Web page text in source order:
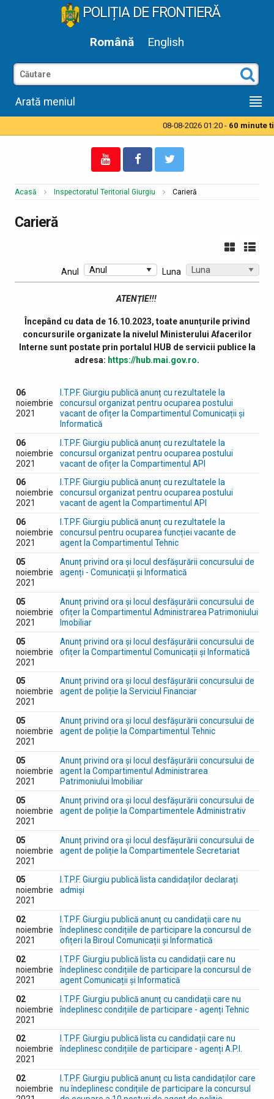
POLIȚIA DE FRONTIERĂ
Română English
Arată meniul
08-08-2026 01:20 -60 minute
Acasă Inspectoratul Teritorial Giurgiu Carieră
Carieră
Luna
Anul
ATENȚIE!!!
Începând cu data de 16.10.2023, toate anunțurile privind
concursurile organizate la nivelul Ministerului Afacerilor
Interne sunt postate prin portalul HUB de servicii publice la
adresa: https://hub.mai.gov.ro.
06
noiembrie
2021
I.T.P.F. Giurgiu publică anunț cu rezultatele la
concursul organizat pentru ocuparea postului
vacant de ofițer la Compartimentul Comunicații și
Informatică
06
noiembrie
2021
I.T.P.F. Giurgiu publică anunț cu rezultatele la
concursul organizat pentru ocuparea postului
vacant de ofițer la Compartimentul API
06
noiembrie
2021
I.T.P.F. Giurgiu publică anunț cu rezultatele la
concursul organizat pentru ocuparea postului
vacant de agent la Compartimentul API
06
noiembrie
2021
I.T.P.F. Giurgiu publică anunț cu rezultatele la
concursul pentru ocuparea funcției vacante de
agent la Compartimentul Tehnic
05
noiembrie
2021
Anunț privind ora și locul desfășurării concursului de
agenți - Comunicații și Informatică
05
noiembrie
2021
Anunț privind ora și locul desfășurării concursului de
ofițer la Compartimentul Administrarea Patrimoniului
Imobiliar
05
noiembrie
2021
Anunț privind ora și locul desfășurării concursului de
ofițer la Compartimentul Comunicații și Informatică
05
noiembrie
2021
Anunț privind ora și locul desfășurării concursului de
agent de poliție la Serviciul Financiar
05
noiembrie
2021
Anunț privind ora și locul desfășurării concursului de
agent de poliție la Compartimentul Tehnic
05
noiembrie
2021
Anunț privind ora și locul desfășurării concursului de
agent la Compartimentul Administrarea
Patrimoniului Imobiliar
05
noiembrie
2021
Anunț privind ora și locul desfășurării concursului de
agent de poliție la Compartimentele Administrativ
05
noiembrie
2021
Anunț privind ora și locul desfășurării concursului de
agent de poliție la Compartimentele Secretariat
05
noiembrie
2021
I.T.P.F. Giurgiu publică lista candidaților declarați
admiși
02
noiembrie
2021
I.T.P.F. Giurgiu publică anunț cu candidații care nu
îndeplinesc condițiile de participare la concursul de
ofițeri la Biroul Comunicații și Informatică
02
noiembrie
2021
I.T.P.F. Giurgiu publică lista cu candidații care nu
îndeplinesc condițiile de participare la concursul de
agent Comunicații și Informatică
02
noiembrie
2021
I.T.P.F. Giurgiu publică anunț cu candidații care nu
îndeplinesc condițiile de participare - agenți Tehnic
02
noiembrie
2021
I.T.P.F. Giurgiu publică lista cu candidații care nu
îndeplinesc condițiile de participare - agenți A.P.I.
02
noiembrie
I.T.P.F. Giurgiu publică anunț cu lista candidaților care
nu îndeplinesc condițiile de participare la concursul